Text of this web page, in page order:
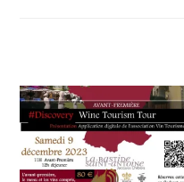
VOUCHER,
WINE
TOURISM
FAME,
WINE
:
WINE
TASTING
VOUCHER,
DOMAINE